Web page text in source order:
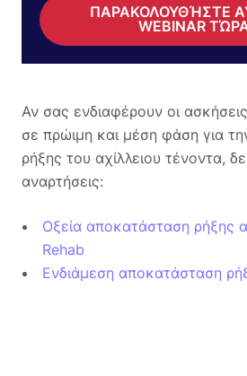
ΠΑΡΑΚΟΛΟΥΘΉΣΤΕ
WEBINAR
Αν σας ενδιαφέρουν οι
σε πρώιμη και μέση φάση για
ρήξης του αχίλλειου τένοντα,
αναρτήσεις:
Οξεία αποκατάσταση ρήξης
Rehab
Ενδιάμεση αποκατάσταση